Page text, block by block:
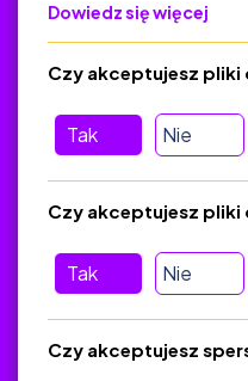
Polityka Prywatności
Regulamin
O platformie
Baza materiałów
Jak zostać autorem
FAQ
Dowiedz się więcej
Tak Nie
Czy akceptujesz
Tak Nie
Czy akceptujesz pliki
Czy akceptujesz